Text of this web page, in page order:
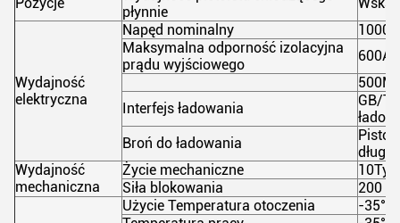
płynnie
Wydajność
elektryczna
Napęd nominalny
1000
Maksymalna odporność izolacyjna
prądu wyjściowego
600A
Interfejs ładowania
GB/
Broń do ładowania
Wydajność
mechaniczna
Życie mechaniczne
Siła blokowania
200 N
Użycie Temperatura otoczenia
-35°C